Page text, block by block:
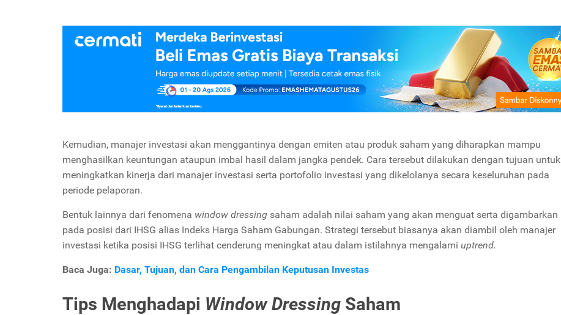
Kemudian, manajer investasi akan menggantinya dengan emiten atau produk saham yang diharapkan mampu
menghasilkan keuntungan ataupun imbal hasil dalam jangka pendek. Cara tersebut dilakukan dengan tujuan untuk
meningkatkan kinerja dari manajer investasi serta portofolio investasi yang dikelolanya secara keseluruhan pada
periode pelaporan.
Bentuk lainnya dari fenomena window dressing saham adalah nilai saham yang akan menguat serta digambarkan
pada posisi dari IHSG alias Indeks Harga Saham Gabungan. Strategi tersebut biasanya akan diambil oleh manajer
investasi ketika posisi IHSG terlihat cenderung meningkat atau dalam istilahnya mengalami uptrend.
Baca Juga: Dasar, Tujuan, dan Cara Pengambilan Keputusan Investas
Tips Menghadapi Window Dressing Saham